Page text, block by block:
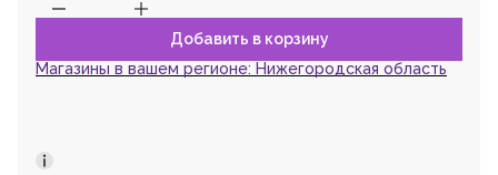
Магазины в вашем регионе: Нижегородская область